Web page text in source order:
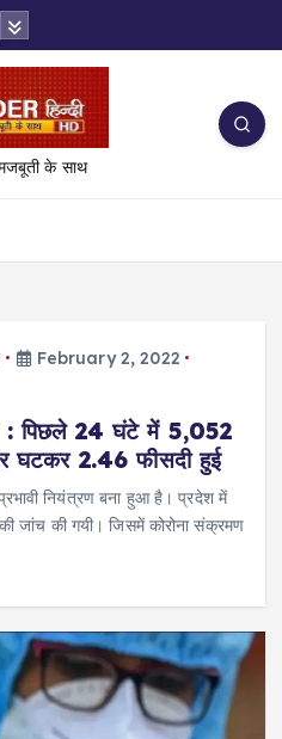
के साथ
February 2, 2022
: पिछले 24 घंटे में 5,052
घटकर 2.46 फीसदी हुई
प्रभावी नियंत्रण बना हुआ है। प्रदेश में
की गयी। जिसमें कोरोना संक्रमण